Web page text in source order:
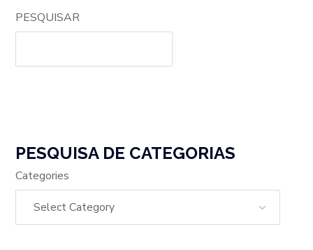
PESQUISAR
PESQUISA DE CATEGORIAS
Categories